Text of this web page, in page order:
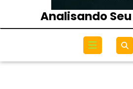
Analisando
Open
Menu